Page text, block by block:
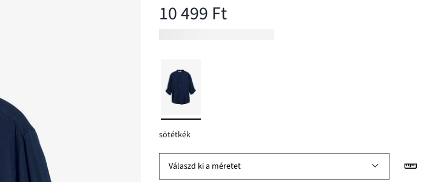
10 499 Ft
sötétkék
Válaszd ki a méretet